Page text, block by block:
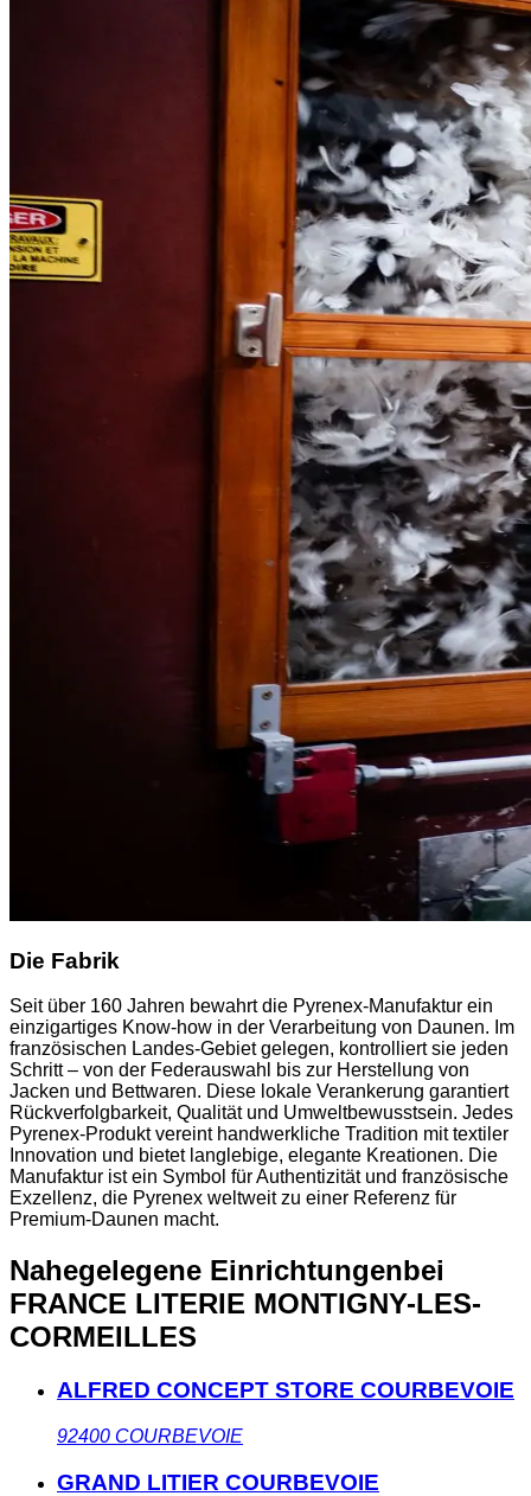
Die Fabrik
Seit über 160 Jahren bewahrt die Pyrenex-Manufaktur ein
einzigartiges Know-how in der Verarbeitung von Daunen. Im
französischen Landes-Gebiet gelegen, kontrolliert sie jeden
Schritt – von der Federauswahl bis zur Herstellung von
Jacken und Bettwaren. Diese lokale Verankerung garantiert
Rückverfolgbarkeit, Qualität und Umweltbewusstsein. Jedes
Pyrenex-Produkt vereint handwerkliche Tradition mit textiler
Innovation und bietet langlebige, elegante Kreationen. Die
Manufaktur ist ein Symbol für Authentizität und französische
Exzellenz, die Pyrenex weltweit zu einer Referenz für
Premium-Daunen macht.
Nahegelegene Einrichtungenbei
FRANCE LITERIE MONTIGNY-LES-
CORMEILLES
ALFRED CONCEPT STORE COURBEVOIE
92400 COURBEVOIE
GRAND LITIER COURBEVOIE